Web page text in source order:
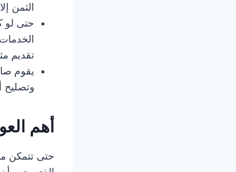
الثمن
حتى لو
تقديم
يقوم
وتصليح
أهم
حتى تتمكن